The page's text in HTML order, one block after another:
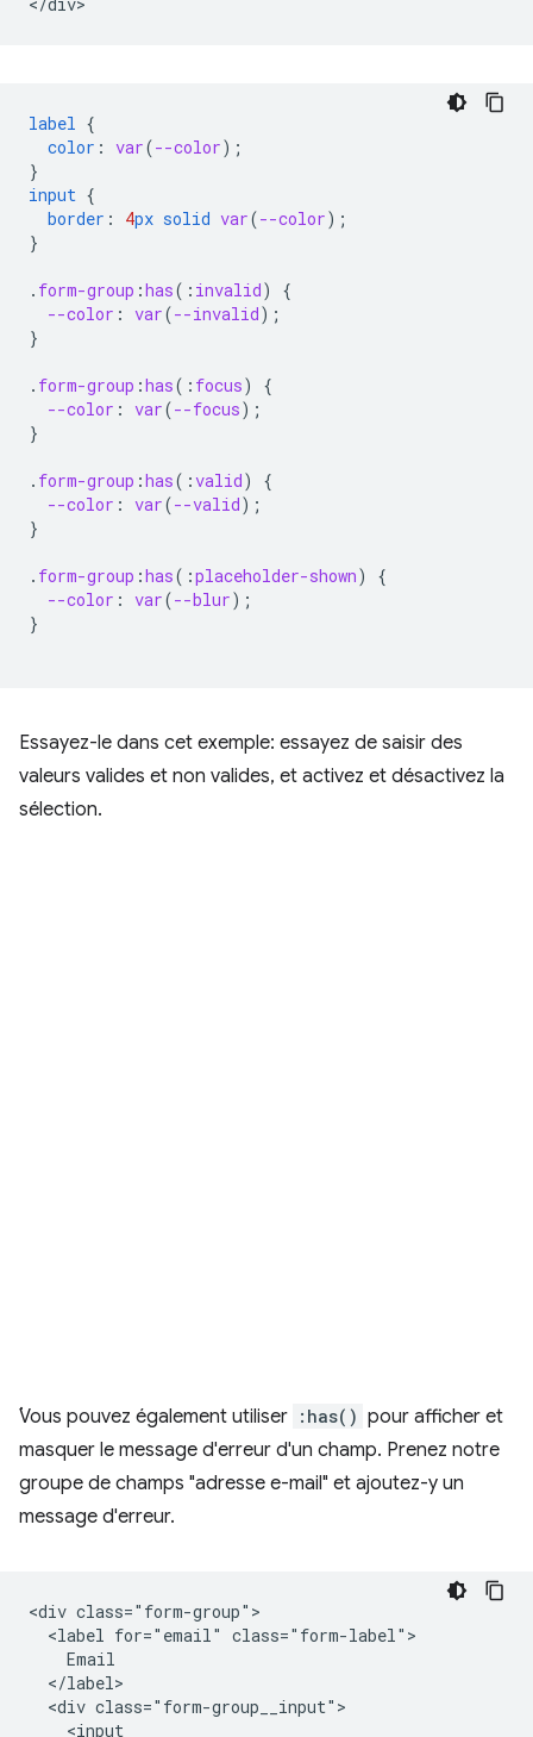
label {
color : var(--color);
}
input {
border : 4px solid var(--color);
}
. form-group :has( : invalid)
{
--color : var(--invalid);
}
. form-group :has( : focus)
{
--color : var(--focus);
}
. form-group :has( :valid)
{
--color : var(--valid);
}
. form-group :has( :placeholder-shown)
{
--color : var(--blur);
}
Essayez-le dans cet exemple: essayez de saisir des
valeurs valides et non valides, et activez et désactivez la
sélection.
.
Vous pouvez également utiliser :has() pour afficher et
masquer le message d'erreur d'un champ. Prenez notre
groupe de champs "adresse e-mail" et ajoutez-y un
message d'erreur.
<div class="form-group">
  <label for="email" class="form-label">
    Email
  </label>
  <div class="form-group__input">
    <input